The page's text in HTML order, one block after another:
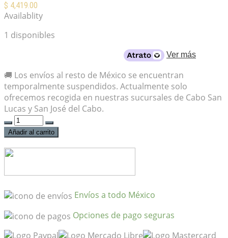
$ 4,419.00
Availablity
1 disponibles
Ver más
🚚 Los envíos al resto de México se encuentran
temporalmente suspendidos. Actualmente solo
ofrecemos recogida en nuestras sucursales de Cabo San
Lucas y San José del Cabo.
Pedal
BOSS
DS-
Edición
cantidad
Añadir al carrito
Envíos a todo México
Opciones de pago seguras